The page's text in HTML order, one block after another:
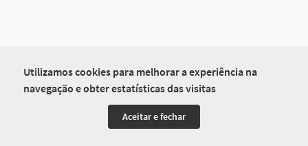
Utilizamos cookies para melhorar a experiência na
navegação e obter estatísticas das visitas
Aceitar e fechar